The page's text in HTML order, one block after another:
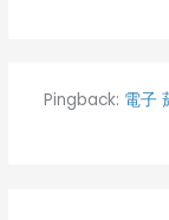
Pingback: 電子